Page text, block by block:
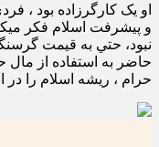
او یک کارگرزاده بود ،
و پیشرفت اسلام فکر
نبود، حتي به قیمت
حاضر به استفاده از مال
حرام ، ریشه اسلام را در